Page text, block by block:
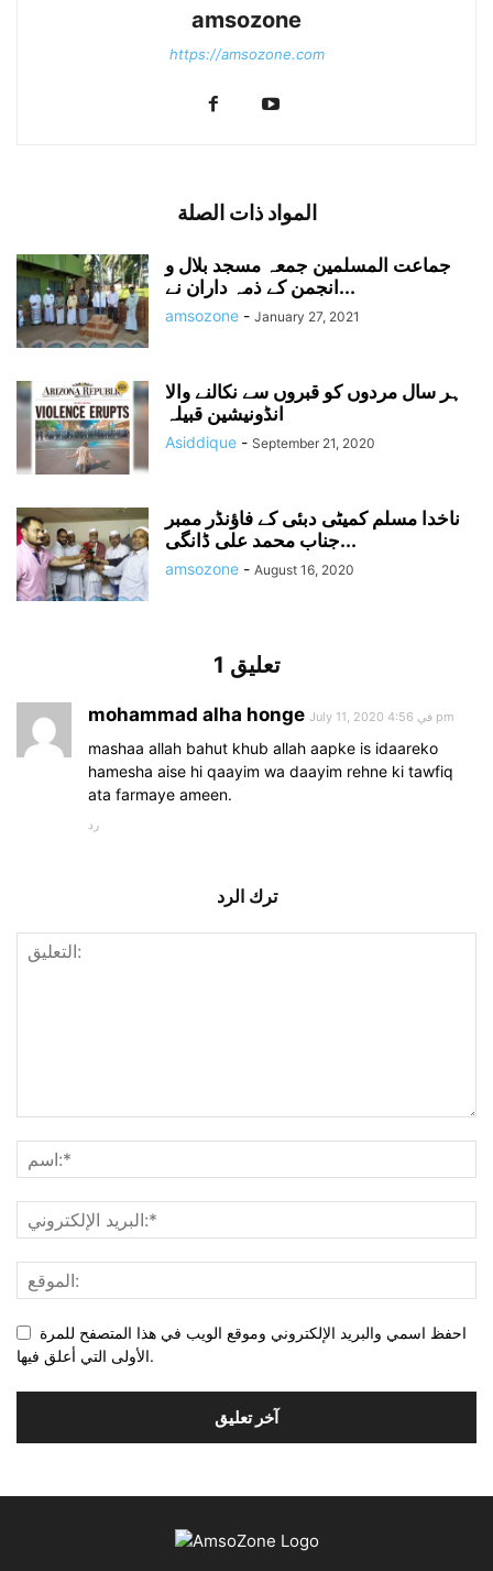
amsozone
https://amsozone.com
المواد ذات الصلة
جماعت المسلمین جمعہ مسجد بلال و
انجمن کے ذمہ داران نے...
amsozone - January 27, 2021
ہر سال مردوں کو قبروں سے نکالنے والا
انڈونیشین قبیلہ
Asiddique - September 21, 2020
ناخدا مسلم کمیٹی دبئی کے فاؤنڈر ممبر
جناب محمد علی ڈانگی...
amsozone - August 16, 2020
1 تعليق
mohammad alha honge July 11, 2020 في 4:56 pm
mashaa allah bahut khub allah aapke is idaareko
hamesha aise hi qaayim wa daayim rehne ki tawfiq
ata farmaye ameen.
رد
ترك الرد
احفظ اسمي والبريد الإلكتروني وموقع الويب في هذا المتصفح للمرة
الأولى التي أعلق فيها.